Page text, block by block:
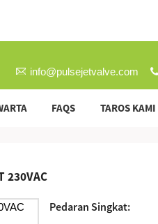
info@pulsejetvalve.com
FAQS TAROS KAMI
230VAC
Pedaran Singkat: